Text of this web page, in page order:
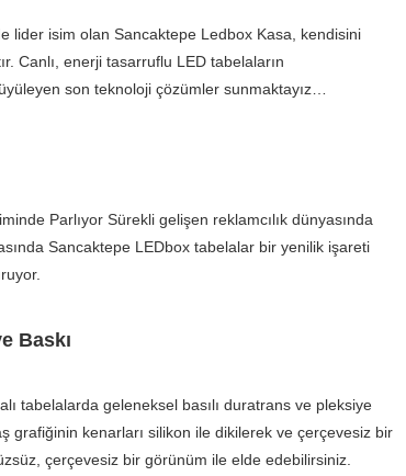
lider isim olan Sancaktepe Ledbox Kasa, kendisini
Canlı, enerji tasarruflu LED tabelaların
son teknoloji çözümler sunmaktayız…
Parlıyor Sürekli gelişen reklamcılık dünyasında
Sancaktepe LEDbox tabelalar bir yenilik işareti
Baskı
tabelalarda geleneksel basılı duratrans ve pleksiye
grafiğinin kenarları silikon ile dikilerek ve çerçevesiz bir
çerçevesiz bir görünüm ile elde edebilirsiniz.